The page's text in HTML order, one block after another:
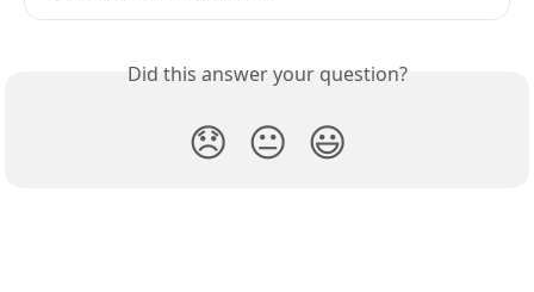
Did this answer your question?
😞 😐 😃